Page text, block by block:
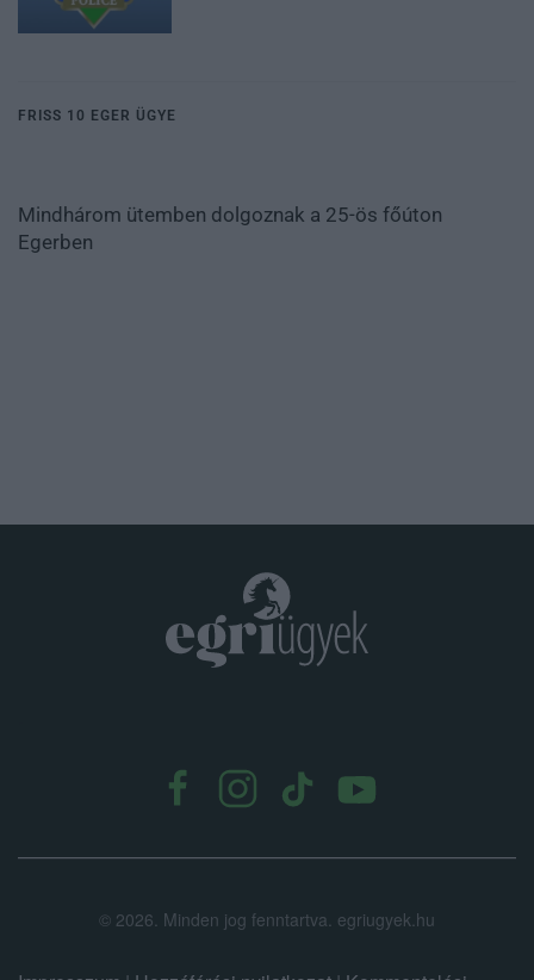
FRISS 10 EGER ÜGYE
Mindhárom ütemben dolgoznak a 25-ös főúton
Egerben
© 2026. Minden jog fenntartva. egriugyek.hu